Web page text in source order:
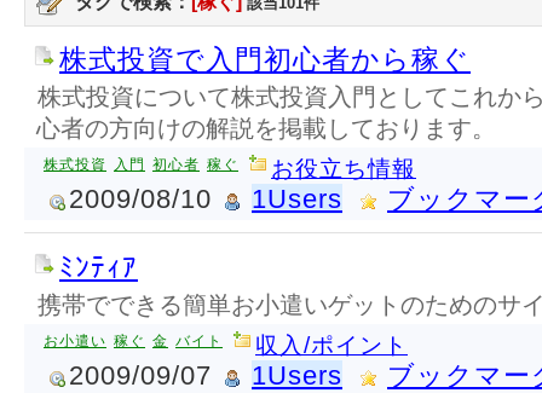
株式投資で入門初心者から稼ぐ
株式投資について株式投資入門としてこれか
心者の方向けの解説を掲載しております。
株式投資 入門 初心者 稼ぐ お役立ち情報
2009/08/10 1Users ブックマー
ﾐﾝﾃｨｱ
携帯でできる簡単お小遣いゲットのためのサ
お小遣い 稼ぐ 金 バイト 収入/ポイント
2009/09/07 1Users ブックマー